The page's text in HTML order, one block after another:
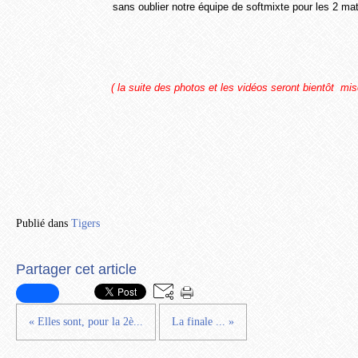
sans oublier notre équipe de softmixte pour les 2
( la suite des photos et les vidéos seront bientôt
Publié dans Tigers
Partager cet article
« Elles sont, pour la 2è... La finale ... »